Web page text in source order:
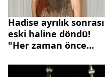
Hadise ayrılık sonrası
eski haline döndü!
"Her zaman önce